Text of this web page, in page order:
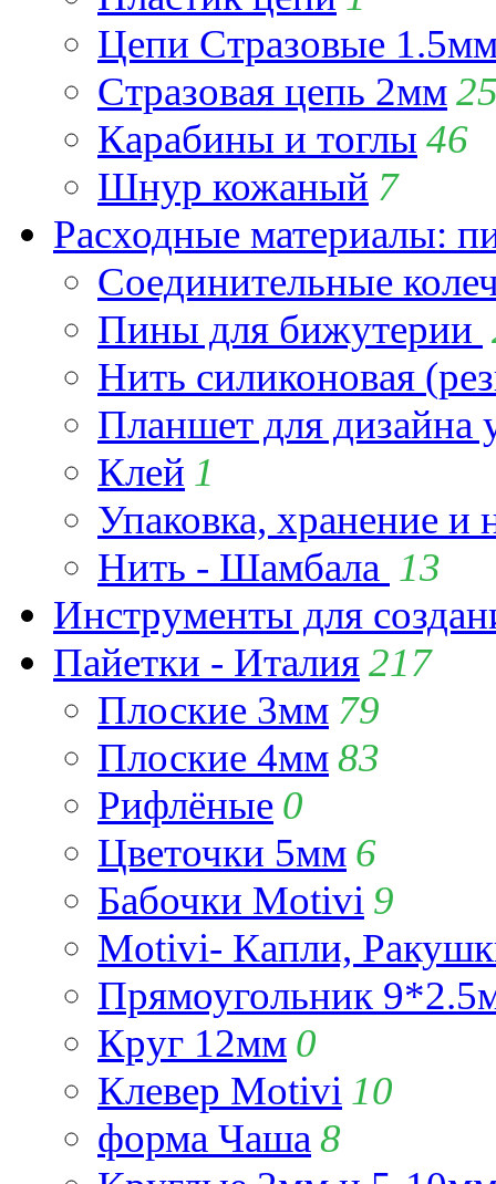
Цепи Стразовые
Стразовая цепь 2мм
Карабины и тоглы 46
Шнур кожаный 7
Расходные материалы:
Соединительные
Пины для бижутерии
Нить силиконовая
Планшет для
Клей 1
Упаковка, хранение и
Нить - Шамбала 13
Инструменты для
Пайетки - Италия217
Плоские 3мм 79
Плоские 4мм83
Рифлёные 0
Цветочки 5мм 6
Бабочки Motivi 9
Motivi- Капли,
Прямоугольник
Круг 12мм 0
Клевер Motivi 10
форма Чаша 8